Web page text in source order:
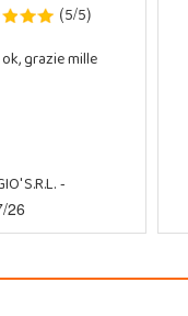
(5/5)
grazie mille
S.R.L.-
26